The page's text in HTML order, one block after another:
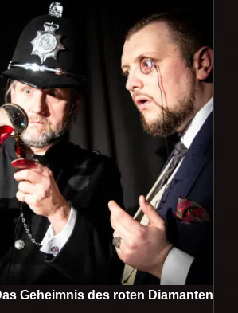
Geheimnis des roten Diamanten